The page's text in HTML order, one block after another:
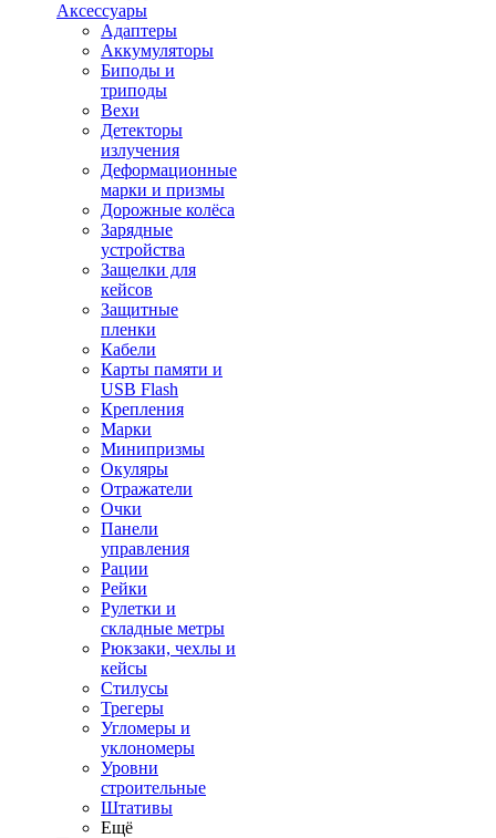
Аксессуары
Адаптеры
Аккумуляторы
Биподы и
триподы
Вехи
Детекторы
излучения
Деформационные
марки и призмы
Дорожные колёса
Зарядные
устройства
Защелки для
кейсов
Защитные
пленки
Кабели
Карты памяти и
USB Flash
Крепления
Марки
Минипризмы
Окуляры
Отражатели
Очки
Панели
управления
Рации
Рейки
Рулетки и
складные метры
Рюкзаки, чехлы и
кейсы
Стилусы
Трегеры
Угломеры и
уклономеры
Уровни
строительные
Штативы
Ещё